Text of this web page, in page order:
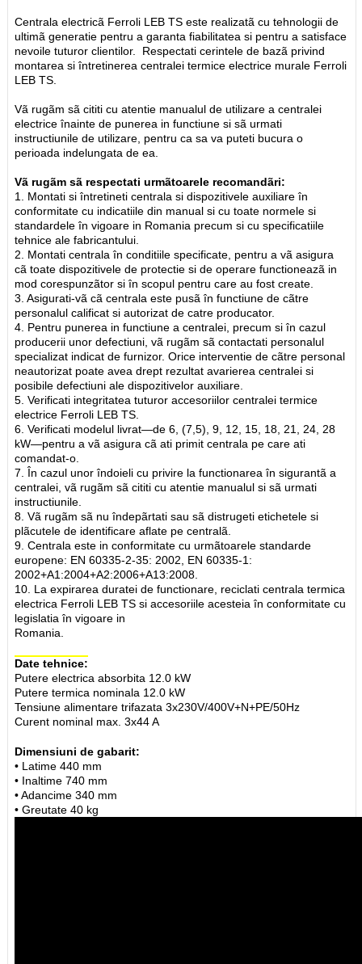
Centrala electricã Ferroli LEB TS este realizatã cu tehnologii de
ultimã generatie pentru a garanta fiabilitatea si pentru a satisface
nevoile tuturor clientilor. Respectati cerintele de bazã privind
montarea si întretinerea centralei termice electrice murale Ferroli
LEB TS.
Vã rugãm sã cititi cu atentie manualul de utilizare a centralei
electrice înainte de punerea in functiune si sã urmati
instructiunile de utilizare, pentru ca sa va puteti bucura o
perioada indelungata de ea.
Vã rugãm sã respectati urmãtoarele recomandãri:
1. Montati si întretineti centrala si dispozitivele auxiliare în
conformitate cu indicatiile din manual si cu toate normele si
standardele în vigoare in Romania precum si cu specificatiile
tehnice ale fabricantului.
2. Montati centrala în conditiile specificate, pentru a vã asigura
cã toate dispozitivele de protectie si de operare functioneazã in
mod corespunzãtor si în scopul pentru care au fost create.
3. Asigurati-vã cã centrala este pusã în functiune de cãtre
personalul calificat si autorizat de catre producator.
4. Pentru punerea in functiune a centralei, precum si în cazul
producerii unor defectiuni, vã rugãm sã contactati personalul
specializat indicat de furnizor. Orice interventie de cãtre personal
neautorizat poate avea drept rezultat avarierea centralei si
posibile defectiuni ale dispozitivelor auxiliare.
5. Verificati integritatea tuturor accesoriilor centralei termice
electrice Ferroli LEB TS.
6. Verificati modelul livrat—de 6, (7,5), 9, 12, 15, 18, 21, 24, 28
kW—pentru a vã asigura cã ati primit centrala pe care ati
comandat-o.
7. În cazul unor îndoieli cu privire la functionarea în sigurantã a
centralei, vã rugãm sã cititi cu atentie manualul si sã urmati
instructiunile.
8. Vã rugãm sã nu îndepãrtati sau sã distrugeti etichetele si
plãcutele de identificare aflate pe centralã.
9. Centrala este in conformitate cu urmãtoarele standarde
europene: EN 60335-2-35: 2002, EN 60335-1:
2002+A1:2004+A2:2006+A13:2008.
10. La expirarea duratei de functionare, reciclati centrala termica
electrica Ferroli LEB TS si accesoriile acesteia în conformitate cu
legislatia în vigoare in
Romania.
Date tehnice:
Putere electrica absorbita 12.0 kW
Putere termica nominala 12.0 kW
Tensiune alimentare trifazata 3x230V/400V+N+PE/50Hz
Curent nominal max. 3x44 A
Dimensiuni de gabarit:
• Latime 440 mm
• Inaltime 740 mm
• Adancime 340 mm
• Greutate 40 kg